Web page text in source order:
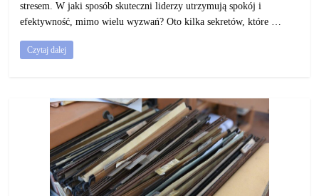
stresem. W jaki sposób skuteczni liderzy utrzymują spokój i
efektywność, mimo wielu wyzwań? Oto kilka sekretów, które …
Czytaj dalej